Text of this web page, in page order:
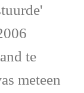
te
meteen